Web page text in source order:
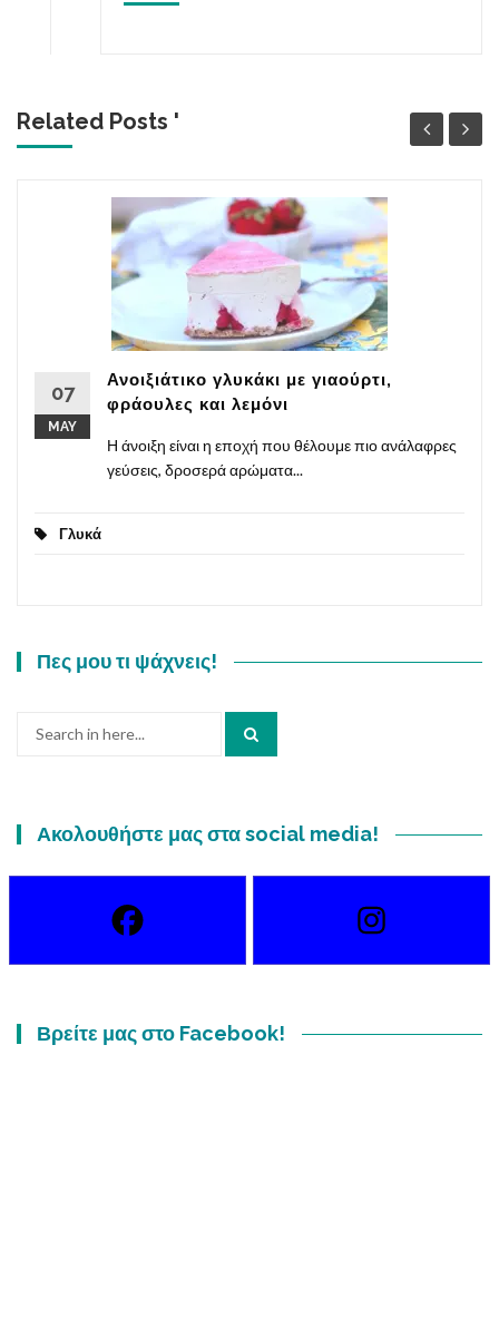
Related Posts '
07
MAY
Ανοιξιάτικο γλυκάκι με γιαούρτι,
φράουλες και λεμόνι
Η άνοιξη είναι η εποχή που θέλουμε πιο ανάλαφρες
γεύσεις, δροσερά αρώματα...
Γλυκά
Πες μου τι ψάχνεις!
Ακολουθήστε μας στα social media!
Βρείτε μας στο Facebook!